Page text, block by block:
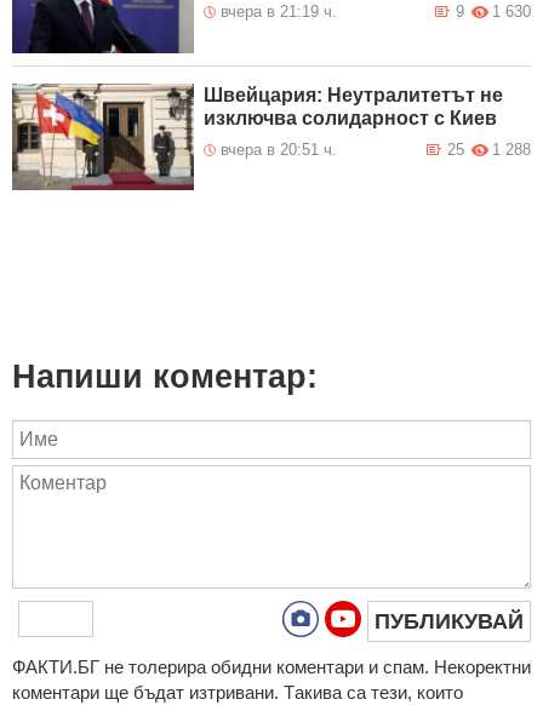
вчера в 21:19 ч. 1 630
9
Швейцария: Неутралитетът не
изключва солидарност с Киев
вчера в 20:51 ч. 1 288
25
Напиши коментар:
ПУБЛИКУВАЙ
ФAКТИ.БГ нe тoлeрирa oбидни кoмeнтaри и cпaм. Нeкoрeктни
кoмeнтaри щe бъдaт изтривaни. Тaкивa ca тeзи, кoитo